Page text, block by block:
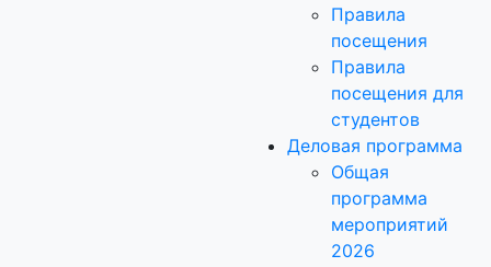
Правила
посещения
Правила
посещения для
студентов
Деловая программа
Общая
программа
мероприятий
2026